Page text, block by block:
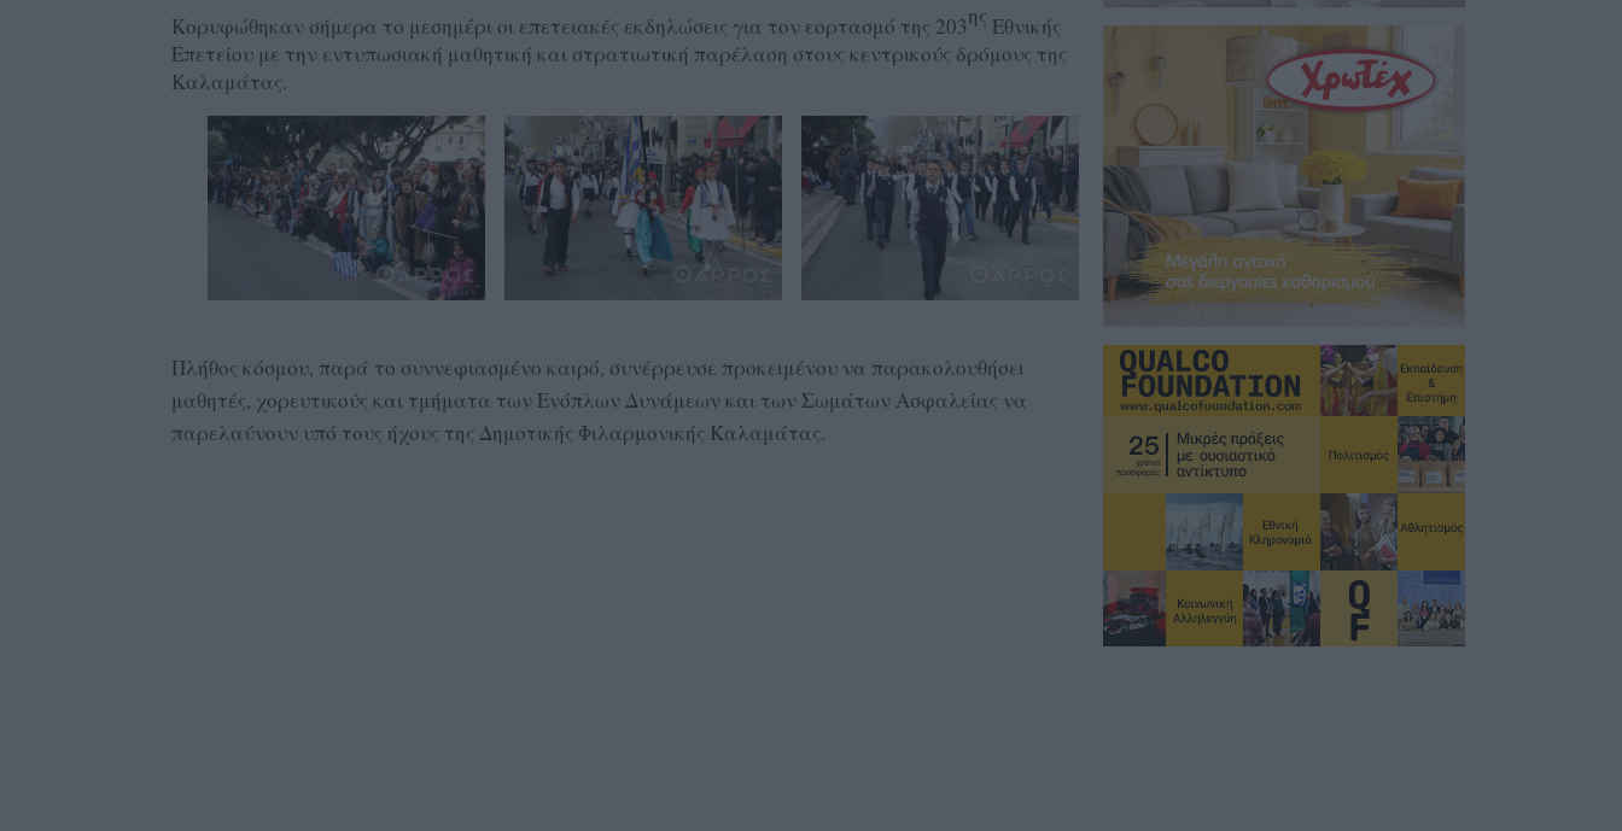
Κορυφώθηκαν σήμερα το μεσημέρι οι επετειακές εκδηλώσεις για τον εορτασμό της 203ης Εθνικής
Επετείου με την εντυπωσιακή μαθητική και στρατιωτική παρέλαση στους κεντρικούς δρόμους της
Καλαμάτας.
Πλήθος κόσμου, παρά το συννεφιασμένο καιρό, συνέρρευσε προκειμένου να παρακολουθήσει
μαθητές, χορευτικούς και τμήματα των Ενόπλων Δυνάμεων και των Σωμάτων Ασφαλείας να
παρελαύνουν υπό τους ήχους της Δημοτικής Φιλαρμονικής Καλαμάτας.